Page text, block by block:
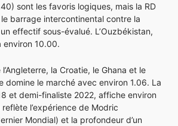
sont les favoris logiques, mais la RD
barrage intercontinental contre la
effectif sous-évalué. L’Ouzbékistan,
10.00.
la Croatie, le Ghana et le
domine le marché avec environ 1.06. La
et demi-finaliste 2022, affiche environ
l’expérience de Modric
Mondial) et la profondeur d’un